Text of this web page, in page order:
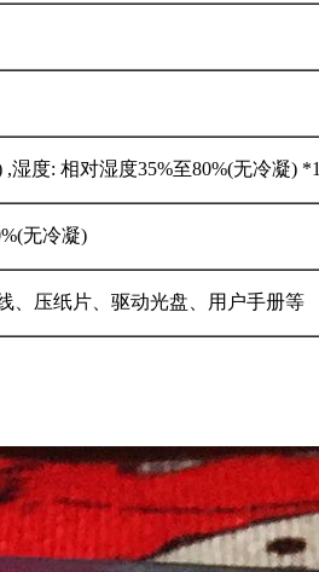
,湿度: 相对湿度35%至80%(无冷凝) *1
无冷凝)
、压纸片、驱动光盘、用户手册等